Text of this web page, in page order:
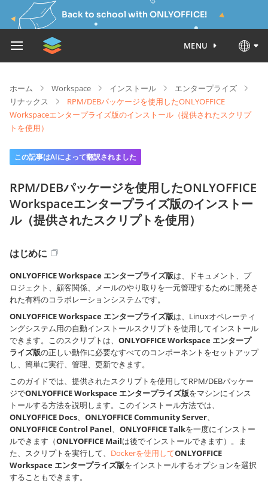
Back to school with ONLYOFFICE!
MENU
ホーム Workspace インストール
エンタープライズ
リナックス
RPM/DEBパッケージを使用したONLYOFFICE
Workspaceエンタープライズ版のインストール（提供されたスクリプ
トを使用）
この記事はAIによって翻訳されました
RPM/DEBパッケージを使用したONLYOFFICE
Workspaceエンタープライズ版のインストー
ル（提供されたスクリプトを使用）
はじめに
ONLYOFFICE Workspace エンタープライズ版は、ドキュメント、プ
ロジェクト、顧客関係、メールのやり取りを一元管理するために開発さ
れた有料のコラボレーションシステムです。
ONLYOFFICE Workspace エンタープライズ版は、Linuxオペレーティ
ングシステム用の自動インストールスクリプトを使用してインストール
できます。このスクリプトは、 ONLYOFFICE Workspace エンタープ
ライズ版の正しい動作に必要なすべてのコンポーネントをセットアップ
し、簡単に実行、管理、更新できます。
このガイドでは、提供されたスクリプトを使用してRPM/DEBパッケー
ジでONLYOFFICE Workspace エンタープライズ版をマシンにインス
トールする方法を説明します。このインストール方法では、
ONLYOFFICE Docs、 ONLYOFFICE Community Server、
ONLYOFFICE Control Panel、 ONLYOFFICE Talkを一度にインストー
ルできます（ONLYOFFICE Mailは後でインストールできます）。ま
た、スクリプトを実行して、 Dockerを使用してONLYOFFICE
Workspace エンタープライズ版をインストールするオプションを選択
することもできます。